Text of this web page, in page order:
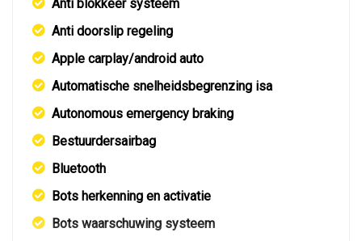
Anti blokkeer systeem
Anti doorslip regeling
Apple carplay/android auto
Automatische snelheidsbegrenzing isa
Autonomous emergency braking
Bestuurdersairbag
Bluetooth
Bots herkenning en activatie
Bots waarschuwing systeem